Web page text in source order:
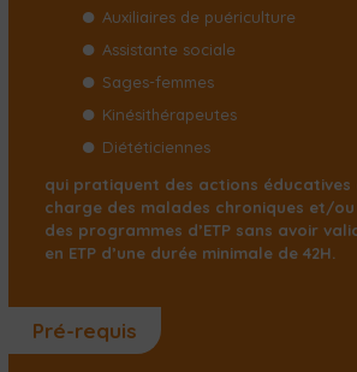
Auxiliaires de puériculture
Assistante sociale
Sages-femmes
Kinésithérapeutes
Diététiciennes
qui pratiquent des actions éducatives
charge des malades chroniques et/
des programmes d’ETP sans avoir
en ETP d’une durée minimale de 42H.
Pré-requis